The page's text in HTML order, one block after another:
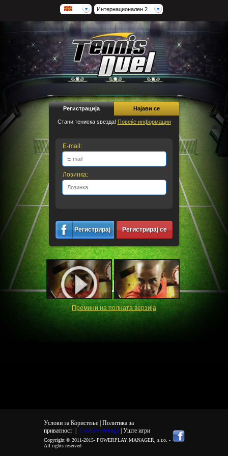
Интернационален 2
Регистрација Најави се
Стани тениска ѕвезда! Повеќе информации
E-mail:
Лозинка:
Регистрирај
се
Регистрирај се
Премини на полната верзија
Услови за Користење | Политика за
приватност| Cookies settings | Уште игри
Copyright © 2011-2015- POWERPLAY MANAGER, s.r.o. -
All rights reserved